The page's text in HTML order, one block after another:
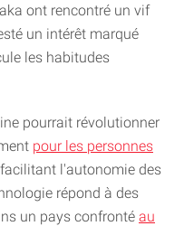
ont rencontré un vif
un intérêt marqué
les habitudes
pourrait révolutionner
pour les personnes
facilitant l'autonomie des
répond à des
un pays confronté au